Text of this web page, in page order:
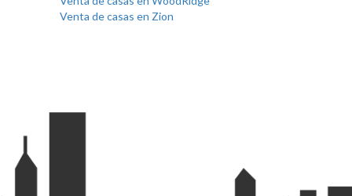
Venta de casas en Zion